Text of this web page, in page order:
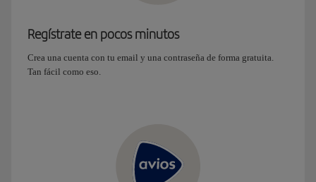
Regístrate en pocos minutos
Crea una cuenta con tu email y una contraseña de forma gratuita.
Tan fácil como eso.